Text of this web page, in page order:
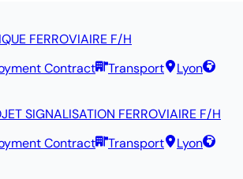
FERROVIAIRE F/H
Contract
Transport
Lyon
SIGNALISATION FERROVIAIRE F/H
Contract
Transport
Lyon